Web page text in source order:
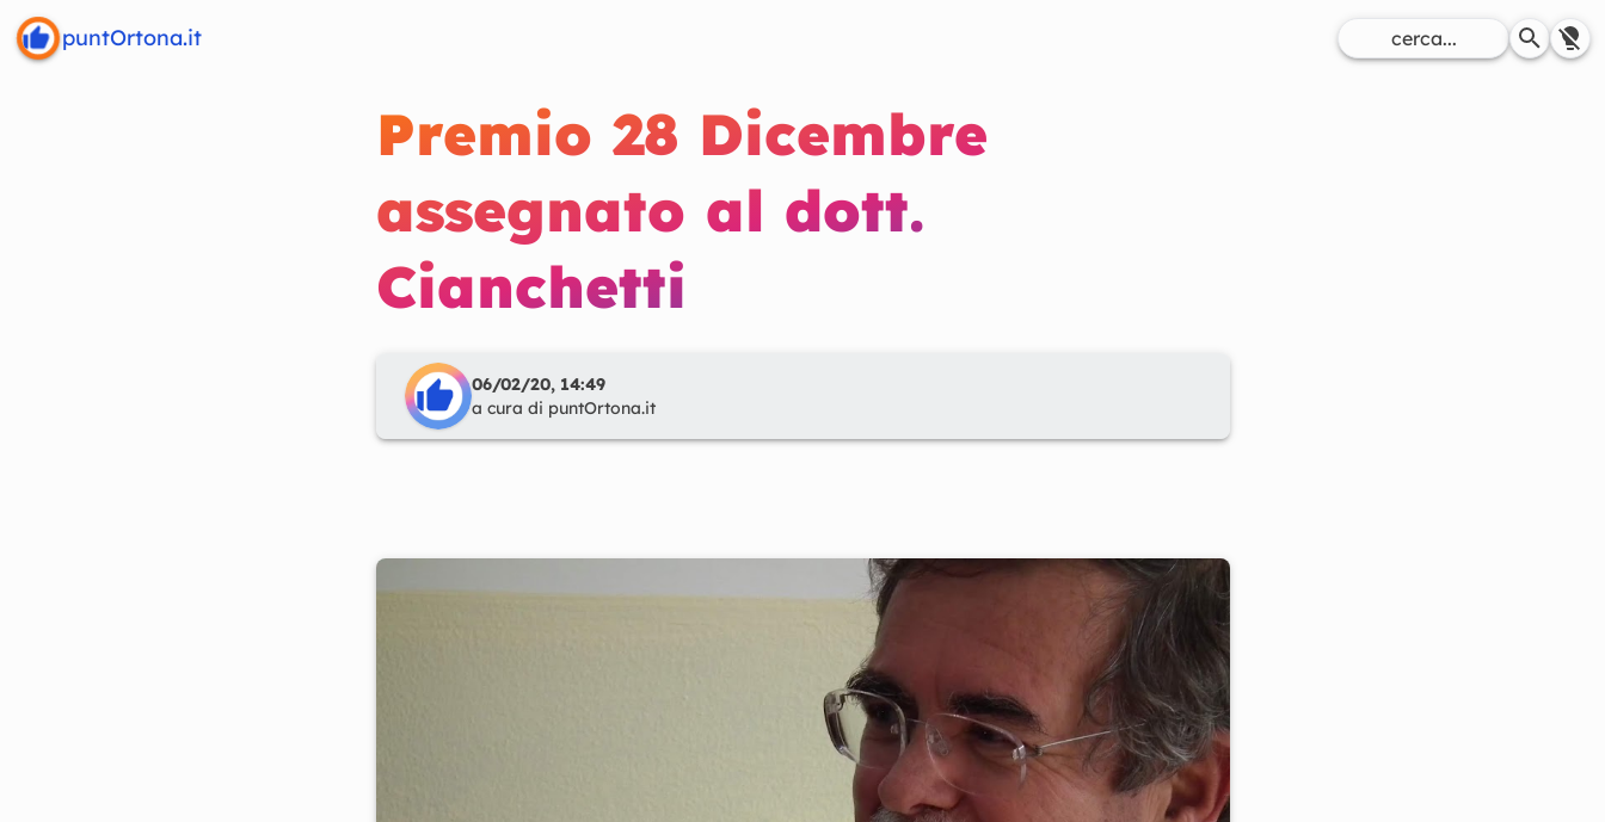
Premio 28 Dicembre
assegnato al dott.
Cianchetti
06/02/20, 14:49
a cura di puntOrtona.it
puntOrtona.it